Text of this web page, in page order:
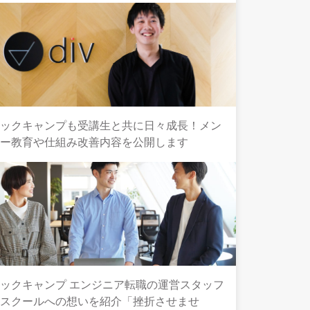
クキャンプも受講生と共に日々成長！メン
教育や仕組み改善内容を公開します
クキャンプ エンジニア転職の運営スタッフ
クールへの想いを紹介「挫折させませ